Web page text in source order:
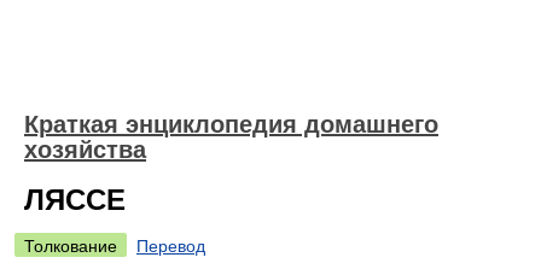
Краткая энциклопедия домашнего
хозяйства
ЛЯССЕ
Толкование
Перевод